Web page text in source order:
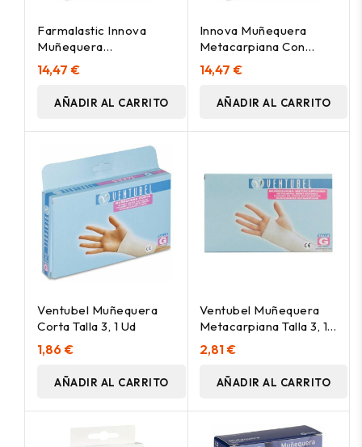
Farmalastic Innova
Muñequera
Metacarpiana Férula
Talla Mediana, 1 Ud
14,47 €
AÑADIR AL CARRITO
Innova Muñequera
Metacarpiana Con
Férula Talla Grande 1U
14,47 €
AÑADIR AL CARRITO
Ventubel Muñequera
Corta Talla 3, 1 Ud
1,86 €
AÑADIR AL CARRITO
Ventubel Muñequera
Metacarpiana Talla 3, 1
Ud
2,81 €
AÑADIR AL CARRITO